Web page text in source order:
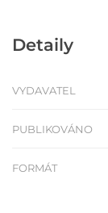
Detaily
VYDAVATEL
PUBLIKOVÁNO
FORMÁT